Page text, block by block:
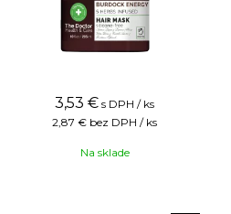
3,53 € s DPH / ks
2,87 € bez DPH / ks
Na sklade